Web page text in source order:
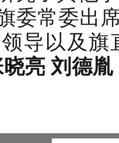
委常委出
导以及
晓亮 刘德